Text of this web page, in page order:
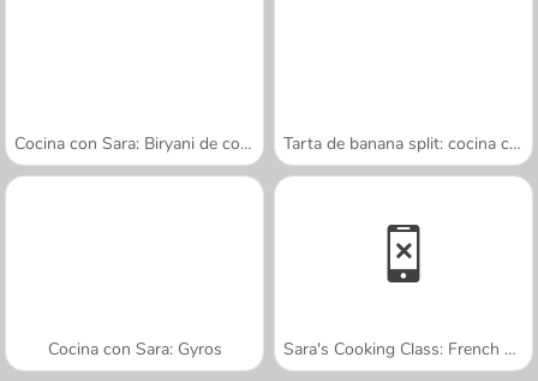
Cocina con Sara: Biryani de cordero Tarta de banana split: cocina con Sara
Cocina con Sara: Gyros Sara's Cooking Class: French Toast Waffles